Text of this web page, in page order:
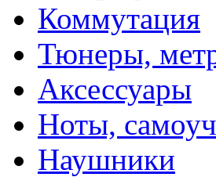
Коммутация
Тюнеры,
Аксессуары
Ноты,
Наушники